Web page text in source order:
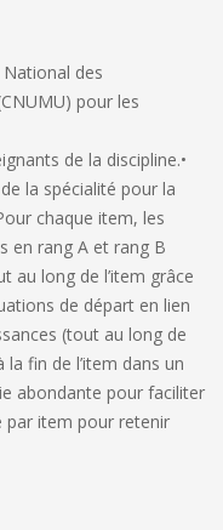
National des
pour les
de la discipline.•
la spécialité pour la
chaque item, les
en rang A et rang B
au long de l’item grâce
de départ en lien
(tout au long de
fin de l’item dans un
abondante pour faciliter
par item pour retenir